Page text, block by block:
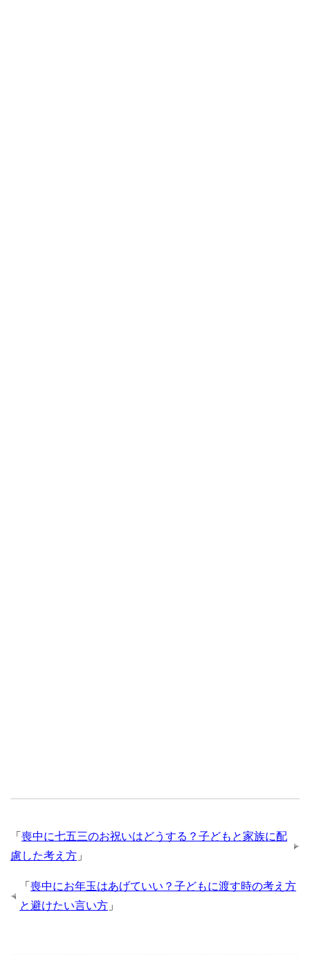
「 喪中に七五三のお祝いはどうする？子どもと家族に配
慮した考え方 」
「 喪中にお年玉はあげていい？子どもに渡す時の考え方
と避けたい言い方 」